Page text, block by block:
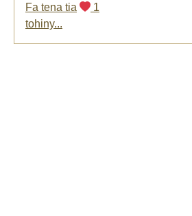
Fa tena tia
1
tohiny...